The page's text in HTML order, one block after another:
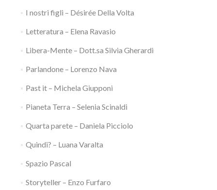
I nostri figli – Désirée Della Volta
Letteratura – Elena Ravasio
Libera-Mente – Dott.sa Silvia Gherardi
Parlandone – Lorenzo Nava
Past it – Michela Giupponi
Pianeta Terra – Selenia Scinaldi
Quarta parete – Daniela Picciolo
Quindi? – Luana Varalta
Spazio Pascal
Storyteller – Enzo Furfaro